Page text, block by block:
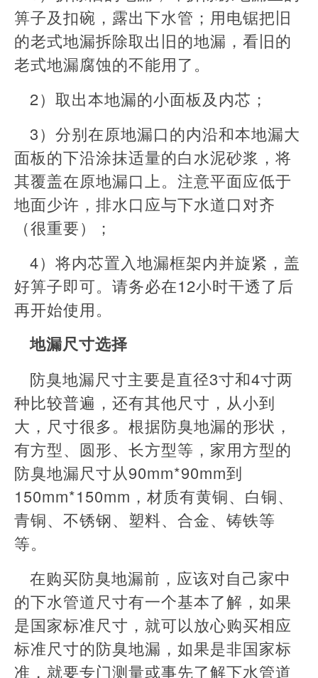
箅子及扣碗，露出下水管；用电锯把旧
的老式地漏拆除取出旧的地漏，看旧的
老式地漏腐蚀的不能用了。
2）取出本地漏的小面板及内芯；
3）分别在原地漏口的内沿和本地漏大
面板的下沿涂抹适量的白水泥砂浆，将
其覆盖在原地漏口上。注意平面应低于
地面少许，排水口应与下水道口对齐
（很重要）；
4）将内芯置入地漏框架内并旋紧，盖
好箅子即可。请务必在12小时干透了后
再开始使用。
地漏尺寸选择
防臭地漏尺寸主要是直径3寸和4寸两
种比较普遍，还有其他尺寸，从小到
大，尺寸很多。根据防臭地漏的形状，
有方型、圆形、长方型等，家用方型的
防臭地漏尺寸从90mm*90mm到
150mm*150mm，材质有黄铜、白铜、
青铜、不锈钢、塑料、合金、铸铁等
等。
在购买防臭地漏前，应该对自己家中
的下水管道尺寸有一个基本了解，如果
是国家标准尺寸，就可以放心购买相应
标准尺寸的防臭地漏，如果是非国家标
准，就要专门测量或事先了解下水管道